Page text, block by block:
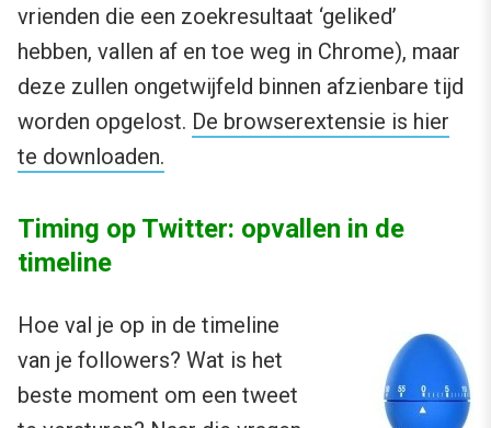
vrienden die een zoekresultaat ‘geliked’
hebben, vallen af en toe weg in Chrome), maar
deze zullen ongetwijfeld binnen afzienbare tijd
worden opgelost. De browserextensie is hier
te downloaden.
Timing op Twitter: opvallen in de
timeline
Hoe val je op in de timeline
van je followers? Wat is het
beste moment om een tweet